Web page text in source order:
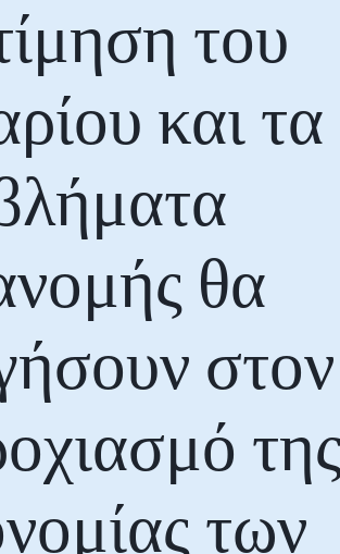
του
και τα
θα
στον
των